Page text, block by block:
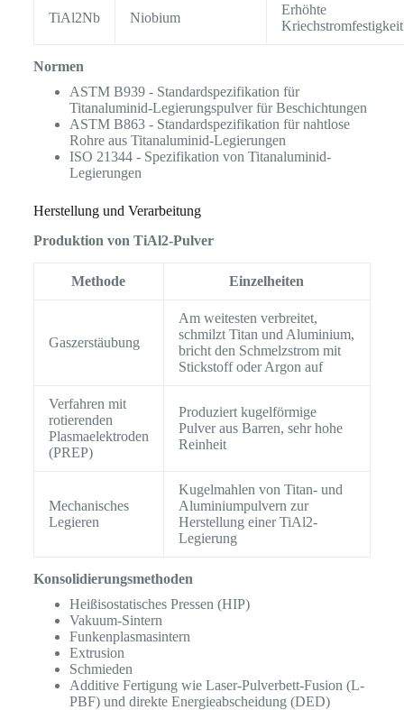
TiAl2Nb Niobium
Erhöhte
Kriechstromfestigkeit
Normen
ASTM B939 - Standardspezifikation für
Titanaluminid-Legierungspulver für Beschichtungen
ASTM B863 - Standardspezifikation für nahtlose
Rohre aus Titanaluminid-Legierungen
ISO 21344 - Spezifikation von Titanaluminid-
Legierungen
Herstellung und Verarbeitung
Produktion von TiAl2-Pulver
Methode Einzelheiten
Gaszerstäubung
Am weitesten verbreitet,
schmilzt Titan und Aluminium,
bricht den Schmelzstrom mit
Stickstoff oder Argon auf
Verfahren mit
rotierenden
Plasmaelektroden
(PREP)
Produziert kugelförmige
Pulver aus Barren, sehr hohe
Reinheit
Mechanisches
Legieren
Kugelmahlen von Titan- und
Aluminiumpulvern zur
Herstellung einer TiAl2-
Legierung
Konsolidierungsmethoden
Heißisostatisches Pressen (HIP)
Vakuum-Sintern
Funkenplasmasintern
Extrusion
Schmieden
Additive Fertigung wie Laser-Pulverbett-Fusion (L-
PBF) und direkte Energieabscheidung (DED)